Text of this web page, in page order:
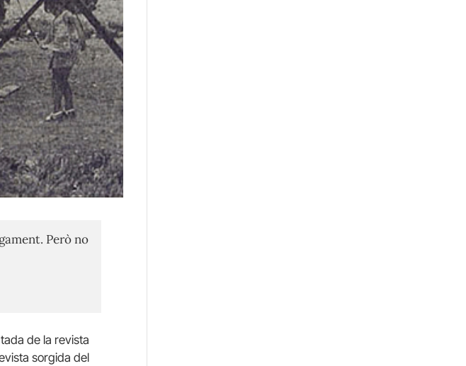
Però no
de la revista
sorgida del